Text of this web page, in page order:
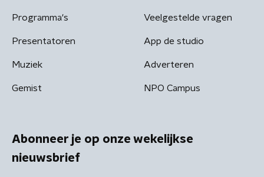
Programma's
Presentatoren
Muziek
Gemist
Veelgestelde vragen
App de studio
Adverteren
NPO Campus
Abonneer je op onze wekelijkse
nieuwsbrief